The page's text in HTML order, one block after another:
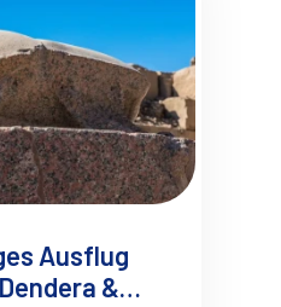
Ausflug
&